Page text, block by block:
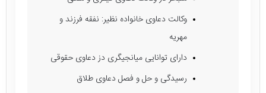
وکالت دعاوی خانواده نظیر: نفقه فرزند و
مهریه
دارای توانایی میانجیگری دز دعاوی حقوقی
رسیدگی و حل و فصل دعاوی طلاق